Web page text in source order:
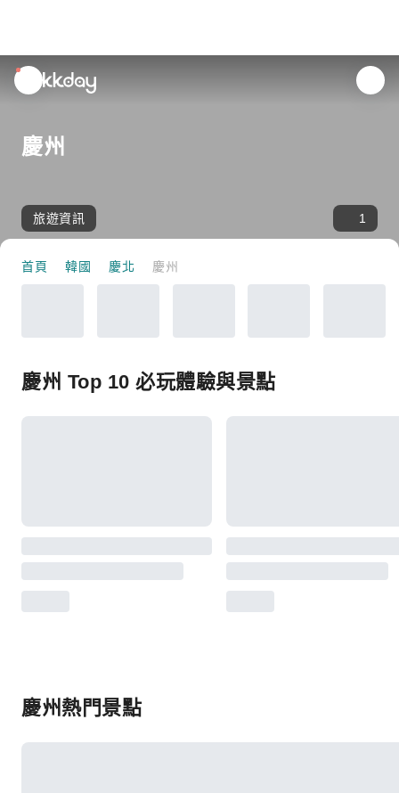
unread
notifications
慶州
旅遊資訊 1
首頁 韓國 慶北 慶州
慶州 Top 10 必玩體驗與景點
慶州熱門景點